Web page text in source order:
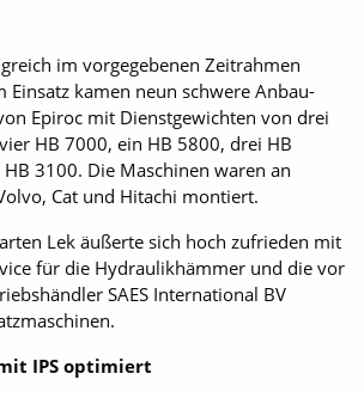
im vorgegebenen Zeitrahmen
Einsatz kamen neun schwere Anbau-
Epiroc mit Dienstgewichten von drei
HB 7000, ein HB 5800, drei HB
3100. Die Maschinen waren an
Cat und Hitachi montiert.
Lek äußerte sich hoch zufrieden mit
für die Hydraulikhämmer und die vor
SAES International BV
IPS optimiert